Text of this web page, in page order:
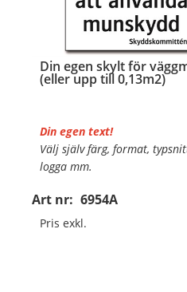
Din egen skylt för
(eller upp till 0,13m2)
Art nr: 6954A
Din egen text!
Välj själv färg, format,
logga mm.
Material:Plan aluminium,
Mått:297x420mm (eller
Pris exkl.